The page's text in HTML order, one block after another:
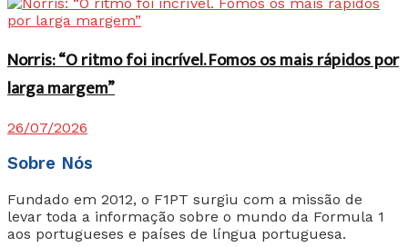
Norris: “O ritmo foi incrível. Fomos os mais rápidos por
larga margem”
26/07/2026
Sobre Nós
Fundado em 2012, o F1PT surgiu com a missão de
levar toda a informação sobre o mundo da Formula 1
aos portugueses e países de língua portuguesa.